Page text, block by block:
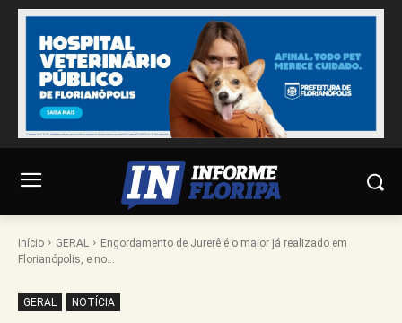
Início GERAL
Engordamento de Jurerê é o maior já realizado em
Florianópolis, e no...
GERAL NOTÍCIA